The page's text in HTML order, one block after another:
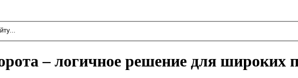
– логичное решение для широких